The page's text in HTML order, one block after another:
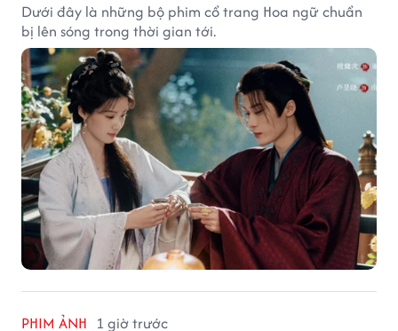
Dưới đây là những bộ phim cổ trang Hoa ngữ chuẩn
bị lên sóng trong thời gian tới.
PHIM ẢNH 1 giờ trước